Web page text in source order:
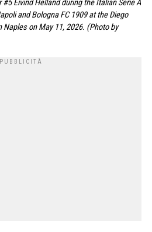
Eivind Helland during the Italian Serie A
and Bologna FC 1909 at the Diego
on May 11, 2026. (Photo by